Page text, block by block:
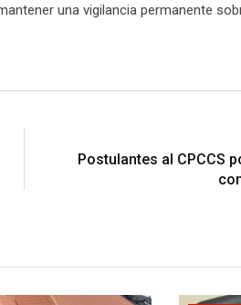
una vigilancia permanente
Postulantes al CPCCS